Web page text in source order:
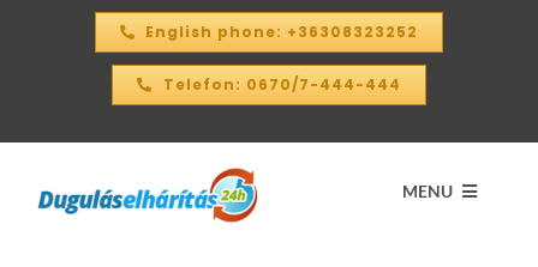
English phone: +36308323252
Telefon: 0670/7-444-444
MENU